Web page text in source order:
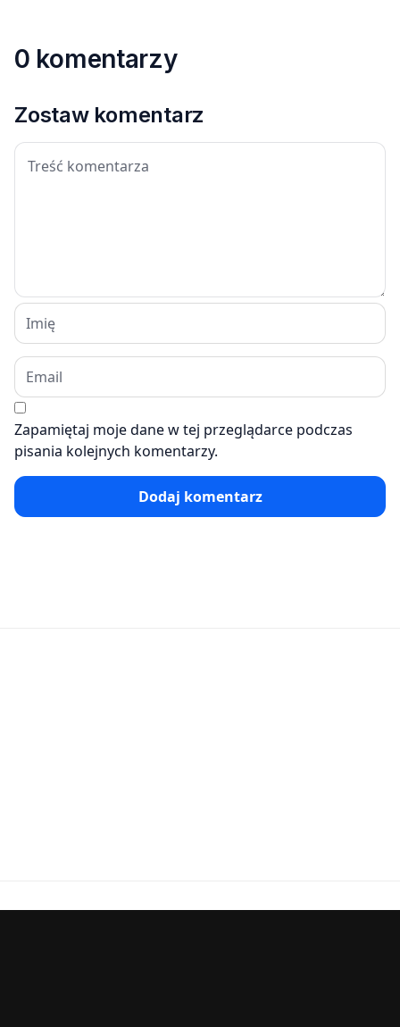
0 komentarzy
Zostaw komentarz
Zapamiętaj moje dane w tej przeglądarce podczas
pisania kolejnych komentarzy.
Dodaj komentarz